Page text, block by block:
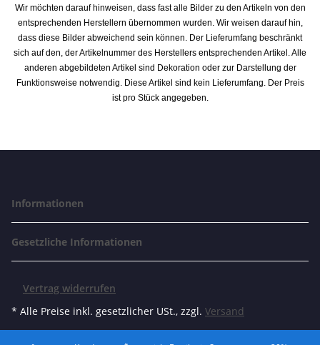
Wir möchten darauf hinweisen, dass fast alle Bilder zu den Artikeln von den
entsprechenden Herstellern übernommen wurden. Wir weisen darauf hin,
dass diese Bilder abweichend sein können. Der Lieferumfang beschränkt
sich auf den, der Artikelnummer des Herstellers entsprechenden Artikel. Alle
anderen abgebildeten Artikel sind Dekoration oder zur Darstellung der
Funktionsweise notwendig. Diese Artikel sind kein Lieferumfang. Der Preis
ist pro Stück angegeben.
Informationen
Gesetzliche Informationen
Vertrag widerrufen
* Alle Preise inkl. gesetzlicher USt., zzgl. Versand